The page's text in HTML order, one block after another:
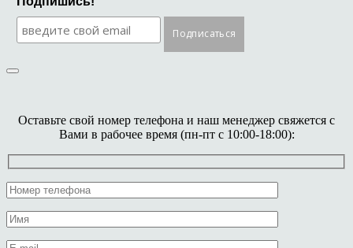
Оставьте свой номер телефона и наш менеджер свяжется с
Вами в рабочее время (пн-пт с 10:00-18:00):